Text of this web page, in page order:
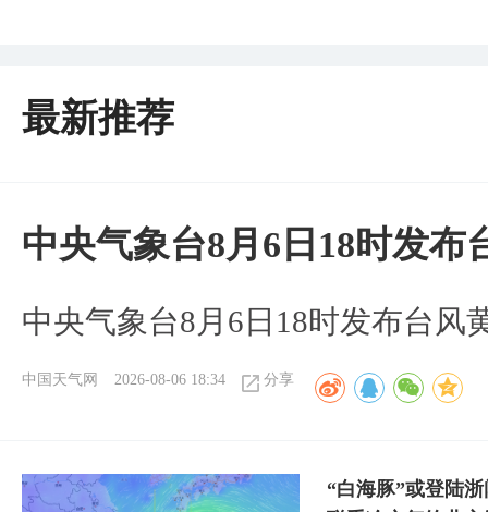
最新推荐
中央气象台8月6日18时发布
中央气象台8月6日18时发布台风
中国天气网 2026-08-06 18:34 分享
“白海豚”或登陆